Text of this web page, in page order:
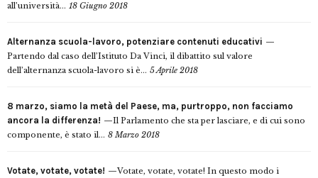
all’università... 18 Giugno 2018
Alternanza scuola-lavoro, potenziare contenuti educativi
Partendo dal caso dell’Istituto Da Vinci, il dibattito sul valore
dell’alternanza scuola-lavoro si è... 5 Aprile 2018
8 marzo, siamo la metà del Paese, ma, purtroppo, non facciamo
ancora la differenza!
Il Parlamento che sta per lasciare, e di cui sono
componente, è stato il... 8 Marzo 2018
Votate, votate, votate!
Votate, votate, votate! In questo modo i